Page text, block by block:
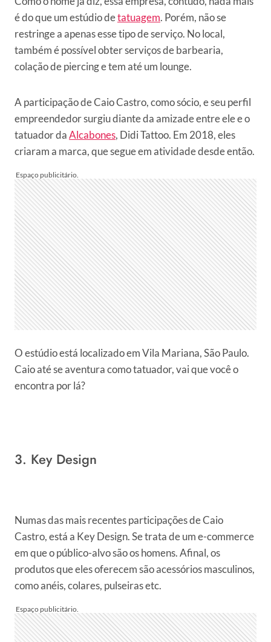
é do que um estúdio detatuagem. Porém, não se
restringe a apenas esse tipo de serviço. No local,
também é possível obter serviços de barbearia,
colação de piercing e tem até um lounge.
A participação de Caio Castro, como sócio, e seu perfil
empreendedor surgiu diante da amizade entre ele e o
tatuador daAlcabones, Didi Tattoo. Em 2018, eles
criaram a marca, que segue em atividade desde então.
O estúdio está localizado em Vila Mariana, São Paulo.
Caio até se aventura como tatuador, vai que você o
encontra por lá?
3. Key Design
Numas das mais recentes participações de Caio
Castro, está a Key Design. Se trata de um e-commerce
em que o público-alvo são os homens. Afinal, os
produtos que eles oferecem são acessórios masculinos,
como anéis, colares, pulseiras etc.